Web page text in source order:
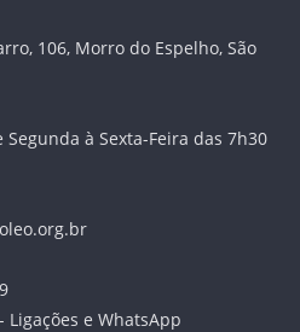
106, Morro do Espelho, São
à Sexta-Feira das 7h30
Ligações e WhatsApp